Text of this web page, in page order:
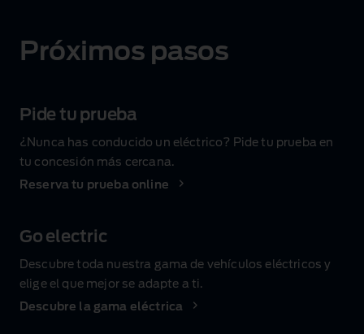
Próximos pasos
Pide tu prueba
¿Nunca has conducido un eléctrico? Pide tu prueba en
tu concesión más cercana.
Reserva tu prueba online
Go electric
Descubre toda nuestra gama de vehículos eléctricos y
elige el que mejor se adapte a ti.
Descubre la gama eléctrica